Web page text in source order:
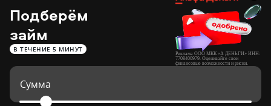
Подберём
займ
В ТЕЧЕНИЕ 5 МИНУТ
Реклама ООО МКК «А ДЕНЬГИ» ИНН:
7708400979. Оценивайте свои
финансовые возможности и риски.
Сумма